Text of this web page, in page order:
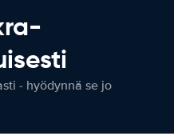
- hyödynnä se jo